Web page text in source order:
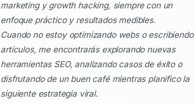
marketing y growth hacking, siempre con un
enfoque práctico y resultados medibles.
Cuando no estoy optimizando webs o escribiendo
artículos, me encontrarás explorando nuevas
herramientas SEO, analizando casos de éxito o
disfrutando de un buen café mientras planifico la
siguiente estrategia viral.